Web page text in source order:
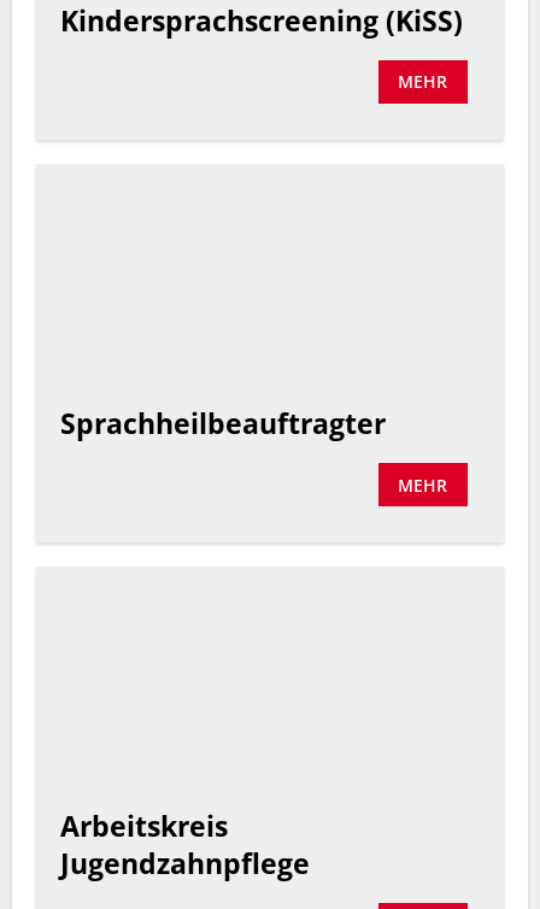
Kindersprachscreening (KiSS)
MEHR
Sprachheilbeauftragter
MEHR
Arbeitskreis
Jugendzahnpflege